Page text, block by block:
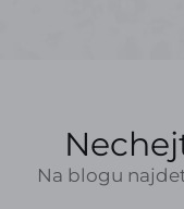
Na blogu